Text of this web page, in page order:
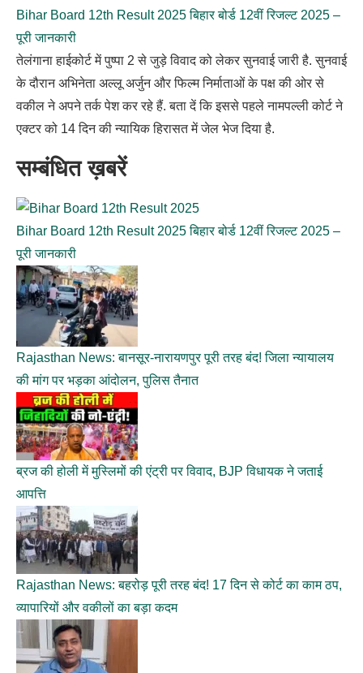
Bihar Board 12th Result 2025 बिहार बोर्ड 12वीं रिजल्ट 2025 –
पूरी जानकारी
तेलंगाना हाईकोर्ट में पुष्पा 2 से जुड़े विवाद को लेकर सुनवाई जारी है. सुनवाई
के दौरान अभिनेता अल्लू अर्जुन और फिल्म निर्माताओं के पक्ष की ओर से
वकील ने अपने तर्क पेश कर रहे हैं. बता दें कि इससे पहले नामपल्ली कोर्ट ने
एक्टर को 14 दिन की न्यायिक हिरासत में जेल भेज दिया है.
सम्बंधित ख़बरें
Bihar Board 12th Result 2025 बिहार बोर्ड 12वीं रिजल्ट 2025 –
पूरी जानकारी
Rajasthan News: बानसूर-नारायणपुर पूरी तरह बंद! जिला न्यायालय
की मांग पर भड़का आंदोलन, पुलिस तैनात
ब्रज की होली में मुस्लिमों की एंट्री पर विवाद, BJP विधायक ने जताई
आपत्ति
Rajasthan News: बहरोड़ पूरी तरह बंद! 17 दिन से कोर्ट का काम ठप,
व्यापारियों और वकीलों का बड़ा कदम